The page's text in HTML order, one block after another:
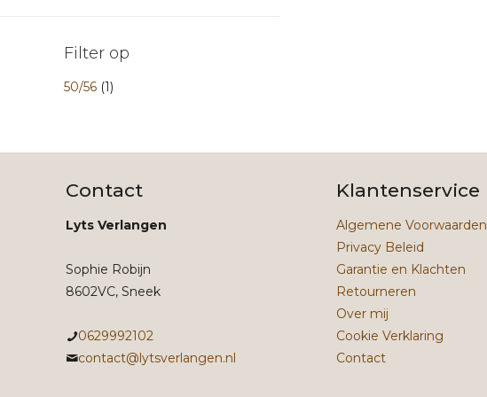
Filter op
50/56 (1)
Contact
Lyts Verlangen
Sophie Robijn
8602VC, Sneek
0629992102
contact@lytsverlangen.nl
Klantenservice
Algemene Voorwaarden
Privacy Beleid
Garantie en Klachten
Retourneren
Over mij
Cookie Verklaring
Contact